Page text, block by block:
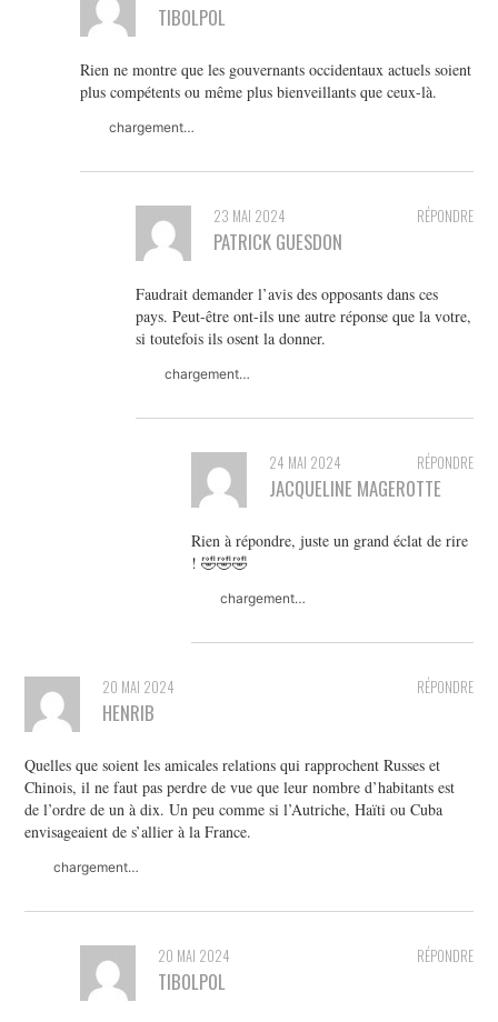
TIBOLPOL
Rien ne montre que les gouvernants occidentaux actuels soient
plus compétents ou même plus bienveillants que ceux-là.
chargement…
RÉPONDRE
23 MAI 2024
PATRICK GUESDON
Faudrait demander l’avis des opposants dans ces
pays. Peut-être ont-ils une autre réponse que la votre,
si toutefois ils osent la donner.
chargement…
RÉPONDRE
24 MAI 2024
JACQUELINE MAGEROTTE
Rien à répondre, juste un grand éclat de rire
! 🤣🤣🤣
chargement…
RÉPONDRE
20 MAI 2024
HENRIB
Quelles que soient les amicales relations qui rapprochent Russes et
Chinois, il ne faut pas perdre de vue que leur nombre d’habitants est
de l’ordre de un à dix. Un peu comme si l’Autriche, Haïti ou Cuba
envisageaient de s’allier à la France.
chargement…
RÉPONDRE
20 MAI 2024
TIBOLPOL